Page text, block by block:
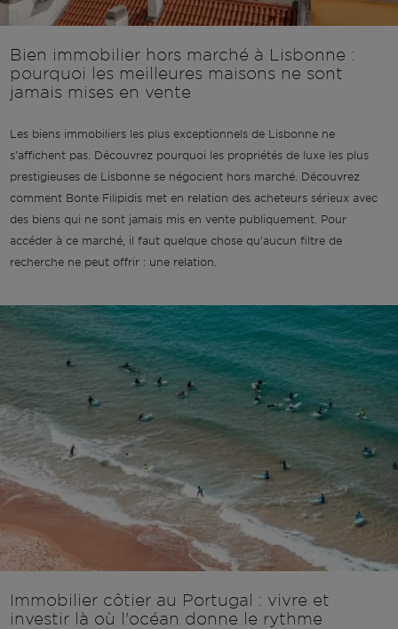
Bien immobilier hors marché à Lisbonne :
pourquoi les meilleures maisons ne sont
jamais mises en vente
Les biens immobiliers les plus exceptionnels de Lisbonne ne
s'affichent pas. Découvrez pourquoi les propriétés de luxe les plus
prestigieuses de Lisbonne se négocient hors marché. Découvrez
comment Bonte Filipidis met en relation des acheteurs sérieux avec
des biens qui ne sont jamais mis en vente publiquement. Pour
accéder à ce marché, il faut quelque chose qu'aucun filtre de
recherche ne peut offrir : une relation.
Immobilier côtier au Portugal : vivre et
investir là où l'océan donne le rythme